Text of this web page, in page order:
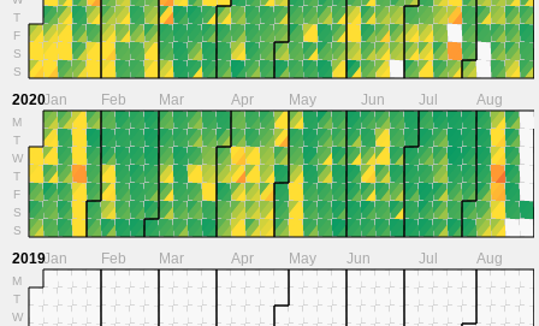
T
F
S
S
2020
M
T
W
T
F
S
S
Jan Feb Mar Apr May Jun Jul Aug
2019
M
T
W
Jan Feb Mar Apr May Jun Jul Aug